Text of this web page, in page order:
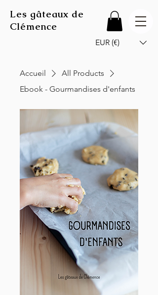
Les gâteaux de
Clémence
EUR (€)
Accueil
All Products
Ebook - Gourmandises d'enfants